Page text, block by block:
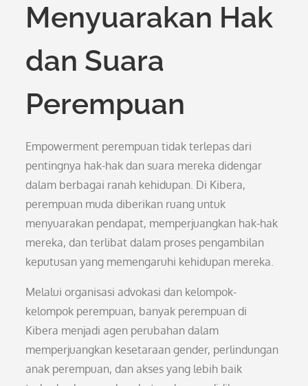
Menyuarakan Hak
dan Suara
Perempuan
Empowerment perempuan tidak terlepas dari
pentingnya hak-hak dan suara mereka didengar
dalam berbagai ranah kehidupan. Di Kibera,
perempuan muda diberikan ruang untuk
menyuarakan pendapat, memperjuangkan hak-hak
mereka, dan terlibat dalam proses pengambilan
keputusan yang memengaruhi kehidupan mereka.
Melalui organisasi advokasi dan kelompok-
kelompok perempuan, banyak perempuan di
Kibera menjadi agen perubahan dalam
memperjuangkan kesetaraan gender, perlindungan
anak perempuan, dan akses yang lebih baik